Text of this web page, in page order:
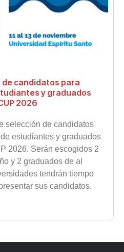
candidatos para
y graduados
2026
selección de candidatos
estudiantes y graduados
2026. Serán escogidos 2
y 2 graduados de al
tendrán tiempo
sus candidatos.